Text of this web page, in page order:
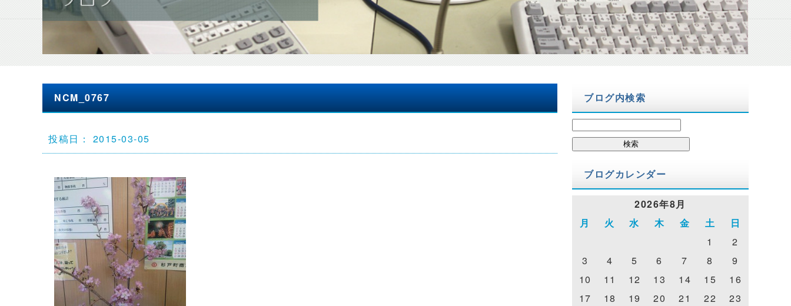
NCM_0767
投稿日： 2015-03-05
ブログ内検索
索:
ブログカレンダー
2026年8月
月
火 水 木 金 土
日
1
2
3
4 5 6 7 8
9
10
11 12 13 14 15
16
17
18 19 20 21 22
23